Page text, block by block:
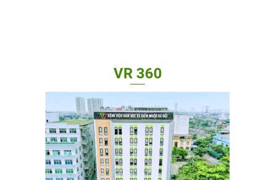
VR 360